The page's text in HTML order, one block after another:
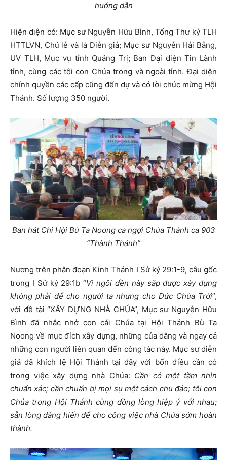
hướng dẫn
Hiện diện có: Mục sư Nguyễn Hữu Bình, Tổng Thư ký TLH
HTTLVN, Chủ lễ và là Diễn giả; Mục sư Nguyễn Hải Bằng,
UV TLH, Mục vụ tỉnh Quảng Trị; Ban Đại diện Tin Lành
tỉnh, cùng các tôi con Chúa trong và ngoài tỉnh. Đại diện
chính quyền các cấp cũng đến dự và có lời chúc mừng Hội
Thánh. Số lượng 350 người.
Ban hát Chi Hội Bù Ta Noong ca ngợi Chúa Thánh ca 903
“Thành Thánh”
Nương trên phân đoạn Kinh Thánh I Sử ký 29:1-9, câu gốc
trong I Sử ký 29:1b “Vì ngôi đền này sắp được xây dựng
không phải để cho người ta nhưng cho Đức Chúa Trời”,
với đề tài “XÂY DỰNG NHÀ CHÚA”, Mục sư Nguyễn Hữu
Bình đã nhắc nhở con cái Chúa tại Hội Thánh Bù Ta
Noong về mục đích xây dựng, những của dâng và ngay cả
những con người liên quan đến công tác này. Mục sư diễn
giả đã khích lệ Hội Thánh tại đây với bốn điều cần có
trong việc xây dựng nhà Chúa: Cần có một tầm nhìn
chuẩn xác; cần chuẩn bị mọi sự một cách chu đáo; tôi con
Chúa trong Hội Thánh cùng đồng lòng hiệp ý với nhau;
sẵn lòng dâng hiến để cho công việc nhà Chúa sớm hoàn
thành.